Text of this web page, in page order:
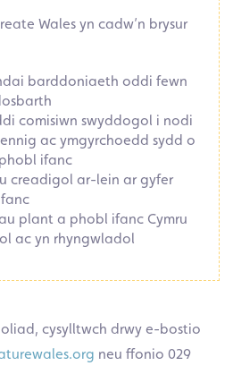
Wales yn cadw’n brysur
barddoniaeth oddi fewn
comisiwn swyddogol i nodi
ac ymgyrchoedd sydd o
ifanc
creadigol ar-lein ar gyfer
plant a phobl ifanc Cymru
ac yn rhyngwladol
cysylltwch drwy e-bostio
neu ffonio 029